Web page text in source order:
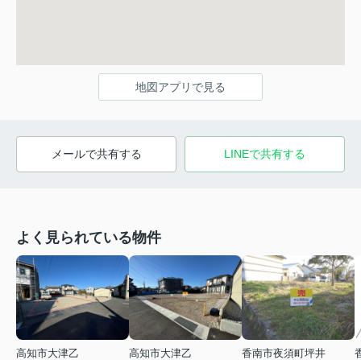
地図アプリで見る
メールで共有する LINEで共有する
よく見られている物件
高知市大津乙
高知市大津乙
香南市夜須町坪井